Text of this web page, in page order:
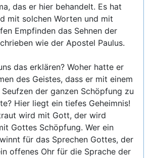
das er hier behandelt. Es hat
mit solchen Worten und mit
Empfinden das Sehnen der
wie der Apostel Paulus.
das erklären? Woher hatte er
des Geistes, dass er mit einem
der ganzen Schöpfung zu
Hier liegt ein tiefes Geheimnis!
wird mit Gott, der wird
Gottes Schöpfung. Wer ein
für das Sprechen Gottes, der
offenes Ohr für die Sprache der